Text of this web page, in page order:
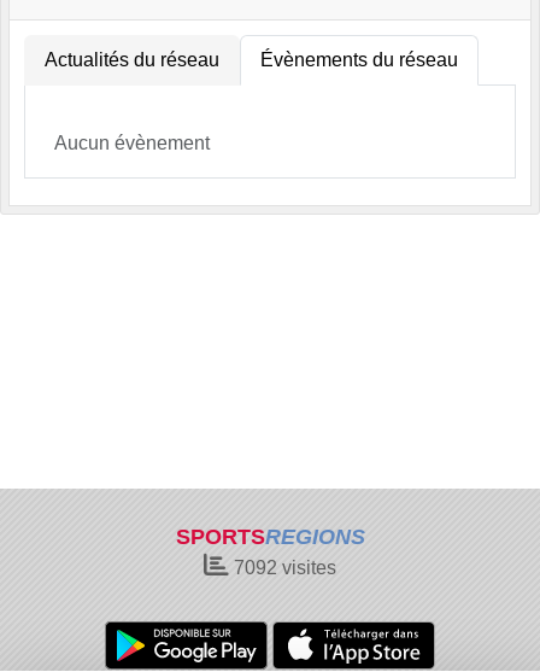
Actualités du réseau Évènements du réseau
Aucun évènement
SPORTSREGIONS
7092 visites